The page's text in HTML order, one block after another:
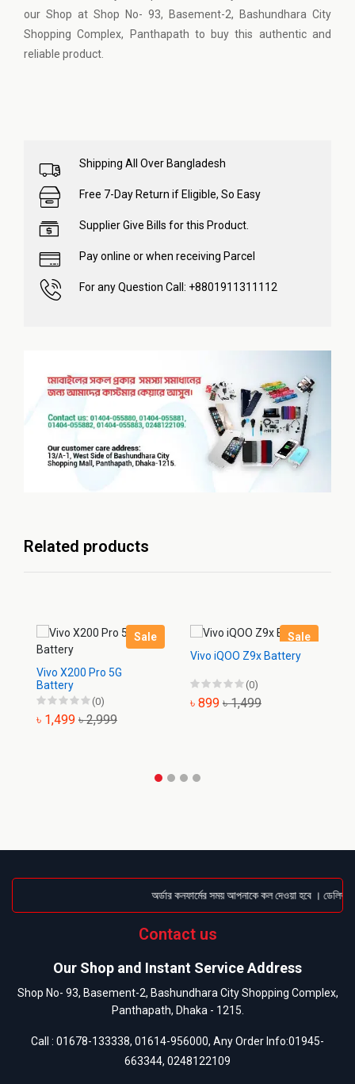
our Shop at Shop No- 93, Basement-2, Bashundhara City
Shopping Complex, Panthapath to buy this authentic and
reliable product.
Shipping All Over Bangladesh
Free 7-Day Return if Eligible, So Easy
Supplier Give Bills for this Product.
Pay online or when receiving Parcel
For any Question Call: +8801911311112
Related products
Sale
Vivo X200 Pro 5G
Battery
(0)
৳ 1,499 ৳ 2,999
Sale
Vivo iQOO Z9x Battery
(0)
৳ 899 ৳ 1,499
অর্ডার কনফার্মের সময় আপনাকে কল দেওয়া হবে ।
Contact us
Our Shop and Instant Service Address
Shop No- 93, Basement-2, Bashundhara City Shopping Complex,
Panthapath, Dhaka - 1215.
Call : 01678-133338, 01614-956000, Any Order Info:01945-
663344, 0248122109